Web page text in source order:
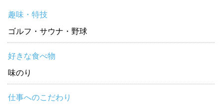
趣味・特技
ゴルフ・サウナ・野球
好きな食べ物
味のり
仕事へのこだわり